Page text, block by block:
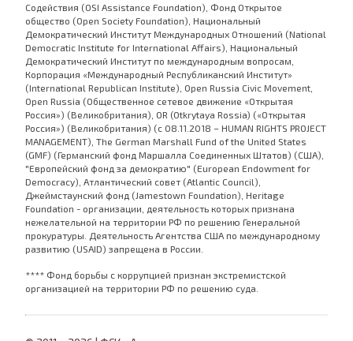
Содействия (OSI Assistance Foundation), Фонд Открытое
общество (Open Society Foundation), Национальный
Демократический Институт Международных Отношений (National
Democratic Institute for International Affairs), Национальный
Демократический Институт по международным вопросам,
Корпорация «Международный Республиканский Институт»
(International Republican Institute), Open Russia Civic Movement,
Open Russia (Общественное сетевое движение «Открытая
Россия») (Великобритания), OR (Otkrytaya Rossia) («Открытая
Россия») (Великобритания) (с 08.11.2018 – HUMAN RIGHTS PROJECT
MANAGEMENT), The German Marshall Fund of the United States
(GMF) (Германский фонд Маршалла Соединенных Штатов) (США),
"Европейский фонд за демократию" (European Endowment for
Democracy), Атлантический совет (Atlantic Council),
Джеймстаунский фонд (Jamestown Foundation), Heritage
Foundation - организации, деятельность которых признана
нежелательной на территории РФ по решению Генеральной
прокуратуры. Деятельность Агентства США по международному
развитию (USAID) запрещена в России.
**** Фонд борьбы с коррупцией признан экстремистской
организацией на территории РФ по решению суда.